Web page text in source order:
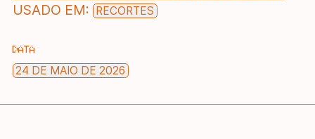
USADO EM: RECORTES
DATA
24 DE MAIO DE 2026